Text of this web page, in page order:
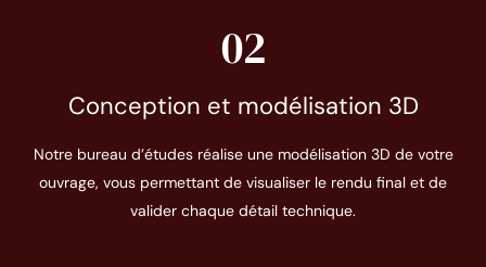
02
Conception et modélisation 3D
Notre bureau d’études réalise une modélisation 3D de votre
ouvrage, vous permettant de visualiser le rendu final et de
valider chaque détail technique.